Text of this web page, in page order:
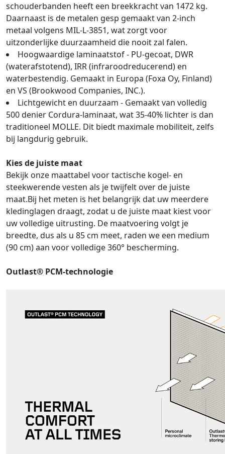
schouderbanden heeft een breekkracht van 1472 kg.
Daarnaast is de metalen gesp gemaakt van 2-inch
metaal volgens MIL-L-3851, wat zorgt voor
uitzonderlijke duurzaamheid die nooit zal falen.
Hoogwaardige laminaatstof - PU-gecoat, DWR
(waterafstotend), IRR (infraroodreducerend) en
waterbestendig. Gemaakt in Europa (Foxa Oy, Finland)
en VS (Brookwood Companies, INC.).
Lichtgewicht en duurzaam - Gemaakt van volledig
500 denier Cordura-laminaat, wat 35-40% lichter is dan
traditioneel MOLLE. Dit biedt maximale mobiliteit, zelfs
bij langdurig gebruik.
Kies de juiste maat
Bekijk onze maattabel voor tactische kogel- en
steekwerende vesten als je twijfelt over de juiste
maat.Bij het meten is het belangrijk dat uw meerdere
kledinglagen draagt, zodat u de juiste maat kiest voor
uw volledige uitrusting. De maatvoering volgt je
breedte, dus als u 85 cm meet, raden we een medium
(90 cm) aan voor volledige 360° bescherming.
Outlast® PCM-technologie